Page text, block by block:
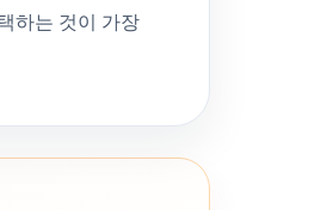
하는 것이 가장